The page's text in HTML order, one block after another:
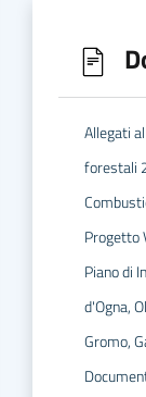
Allegati
forestali
Progetto
Piano di
d'Ogna,
Gromo,